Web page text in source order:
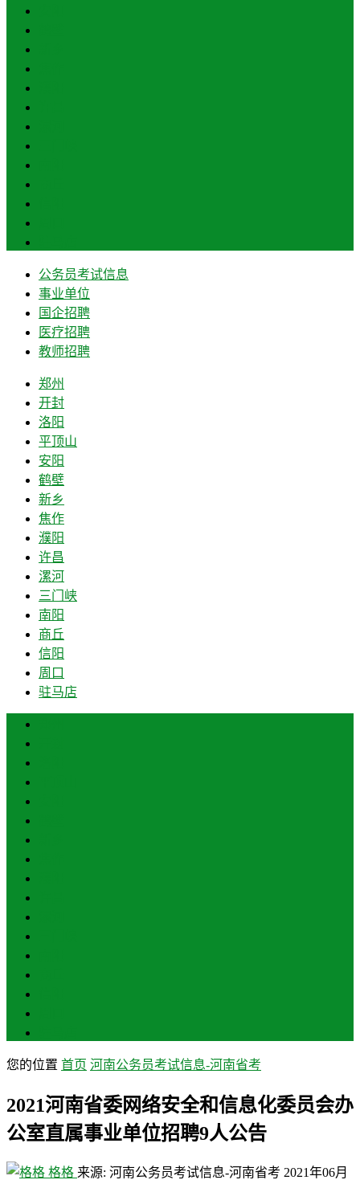
公务员考试信息
事业单位
国企招聘
医疗招聘
教师招聘
郑州
开封
洛阳
平顶山
安阳
鹤壁
新乡
焦作
濮阳
许昌
漯河
三门峡
南阳
商丘
信阳
周口
驻马店
您的位置 首页 河南公务员考试信息-河南省考
2021河南省委网络安全和信息化委员会办
公室直属事业单位招聘9人公告
格格 来源: 河南公务员考试信息-河南省考 2021年06月